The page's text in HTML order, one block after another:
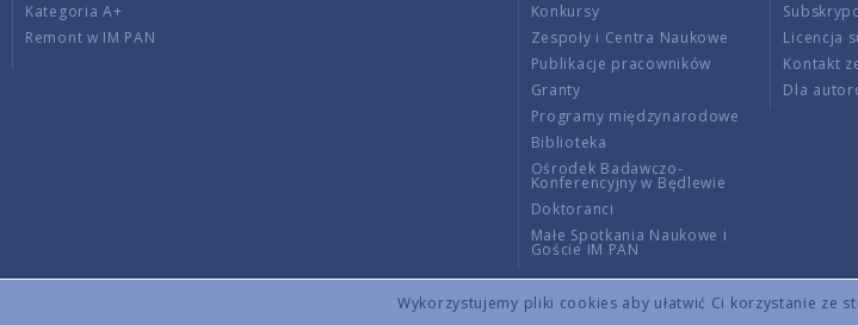
Wykorzystujemy pliki cookies aby ułatwić Ci korzystanie ze
Kategoria A+
Remont w IM PAN
Konkursy
Zespoły i Centra Naukowe
Publikacje pracowników
Granty
Programy międzynarodowe
Biblioteka
Ośrodek Badawczo-
Konferencyjny w Będlewie
Doktoranci
Małe Spotkania Naukowe i
Goście IM PAN
Licencja
Kontakt
Dla